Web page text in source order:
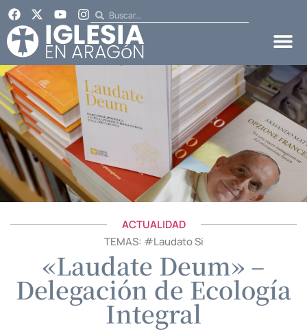
ACTUALIDAD
TEMAS: #Laudato Si
«Laudate Deum» –
Delegación de Ecología
Integral